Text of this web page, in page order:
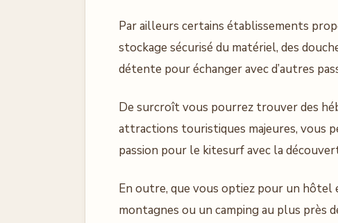
Par ailleurs certains établissements
stockage sécurisé du matériel, des
détente pour échanger avec d’autres
De surcroît vous pourrez trouver des
attractions touristiques majeures, vous
passion pour le kitesurf avec la
En outre, que vous optiez pour un hôtel
montagnes ou un camping au plus près